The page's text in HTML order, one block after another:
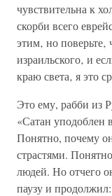
чувствительна к
скорби всего
этим‚ но
израильского‚ и
краю света‚ я это
Это ему, рабби из
«Сатан уподоблен
Понятно, почему
страстями.
людей. Но отчего
паузу и